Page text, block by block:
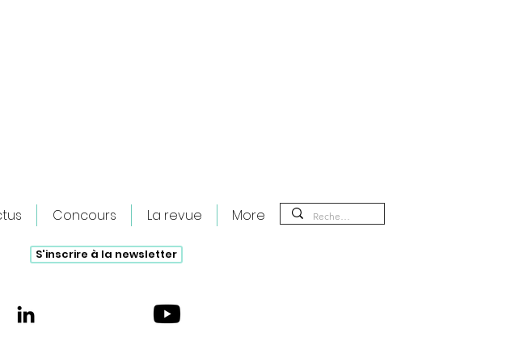
au
ils sont un
The Surfer : le grand retour de Nicolas
Concours La revue More
S'inscrire à la newsletter